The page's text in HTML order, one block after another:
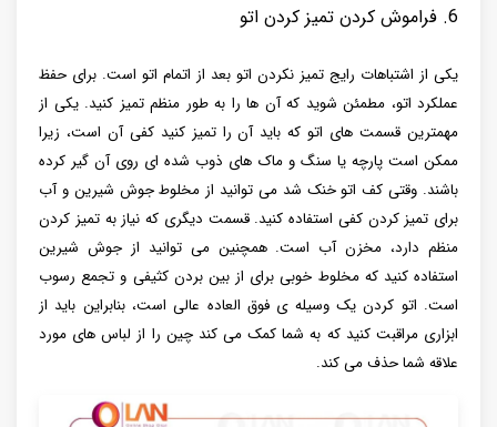
6. فراموش کردن تمیز کردن اتو
یکی از اشتباهات رایج تمیز نکردن اتو بعد از اتمام اتو است. برای حفظ
عملکرد اتو، مطمئن شوید که آن ها را به طور منظم تمیز کنید. یکی از
مهمترین قسمت های اتو که باید آن را تمیز کنید کفی آن است، زیرا
ممکن است پارچه یا سنگ و ماک های ذوب شده ای روی آن گیر کرده
باشند. وقتی کف اتو خنک شد می توانید از مخلوط جوش شیرین و آب
برای تمیز کردن کفی استفاده کنید. قسمت دیگری که نیاز به تمیز کردن
منظم دارد، مخزن آب است. همچنین می توانید از جوش شیرین
استفاده کنید که مخلوط خوبی برای از بین بردن کثیفی و تجمع رسوب
است. اتو کردن یک وسیله ی فوق العاده عالی است، بنابراین باید از
ابزاری مراقبت کنید که به شما کمک می کند چین را از لباس های مورد
علاقه شما حذف می کند.